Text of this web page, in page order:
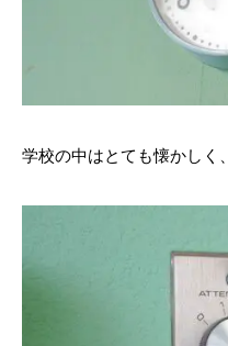
学校の中はとても懐かしく、